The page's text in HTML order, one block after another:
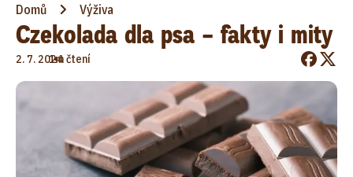
Domů Výživa
Czekolada dla psa – fakty i mity
2. 7. 2024
•
1m čtení